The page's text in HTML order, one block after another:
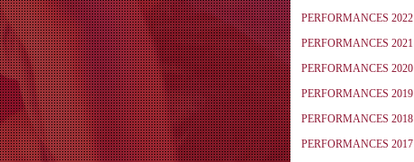
PERFORMANCES 2022
PERFORMANCES 2021
PERFORMANCES 2020
PERFORMANCES 2019
PERFORMANCES 2018
PERFORMANCES 2017